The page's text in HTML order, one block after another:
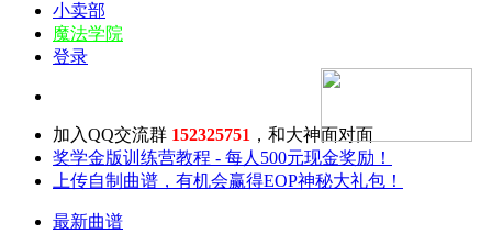
小卖部
魔法学院
登录
加入QQ交流群 152325751 ，和大神面对面
奖学金版训练营教程 - 每人500元现金奖励！
上传自制曲谱，有机会赢得EOP神秘大礼包！
最新曲谱